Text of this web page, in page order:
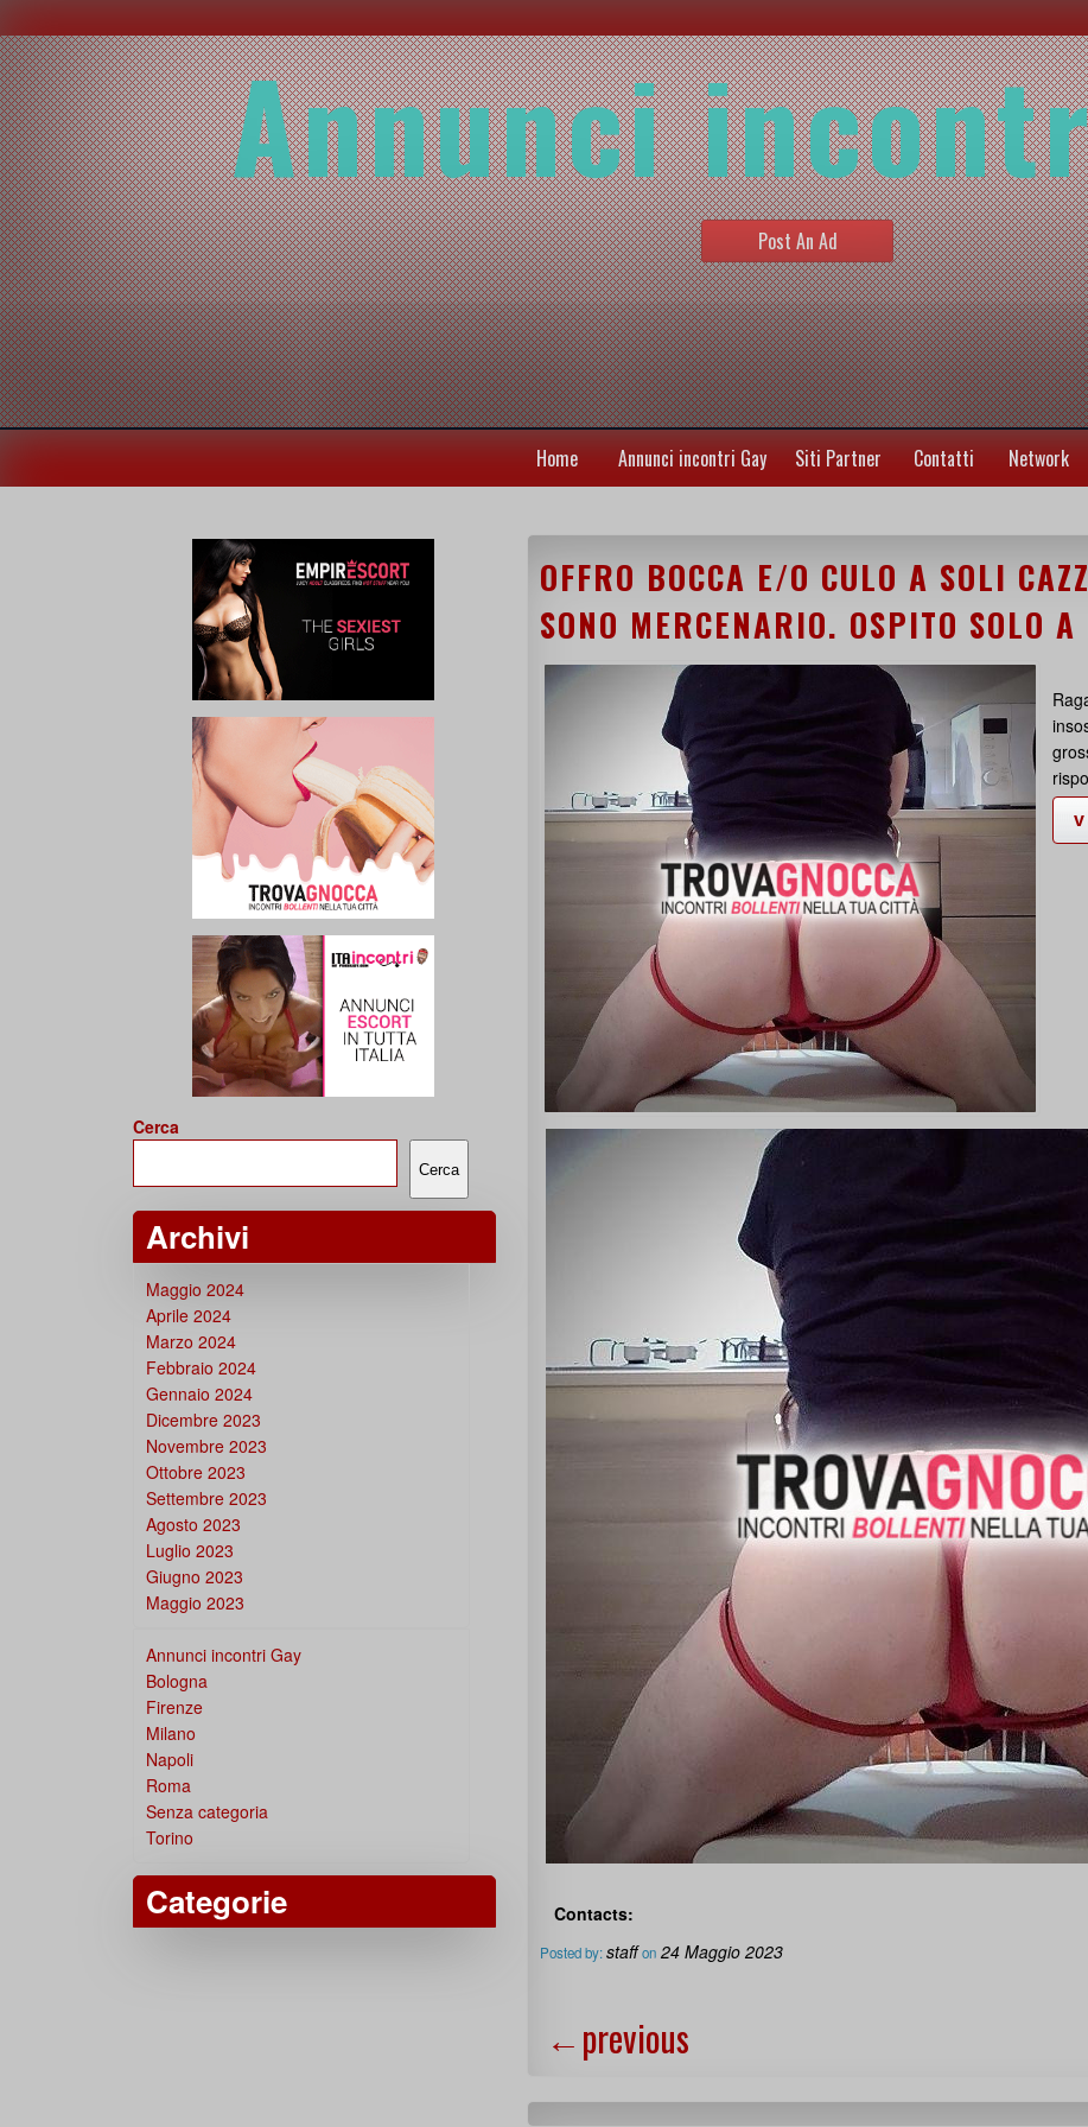
Annunci
Post An Ad
Home Annunci incontri Gay Siti Partner Contatti Network
OFFRO BOCCA E/O CULO A SOLI
SONO MERCENARIO. OSPITO SOLO
Contacts:
Posted by:staff on 24 Maggio 2023
←previous
Cerca
Cerca
Archivi
Maggio 2024
Aprile 2024
Marzo 2024
Febbraio 2024
Gennaio 2024
Dicembre 2023
Novembre 2023
Ottobre 2023
Settembre 2023
Agosto 2023
Luglio 2023
Giugno 2023
Maggio 2023
Annunci incontri Gay
Bologna
Firenze
Milano
Napoli
Roma
Senza categoria
Torino
Categorie